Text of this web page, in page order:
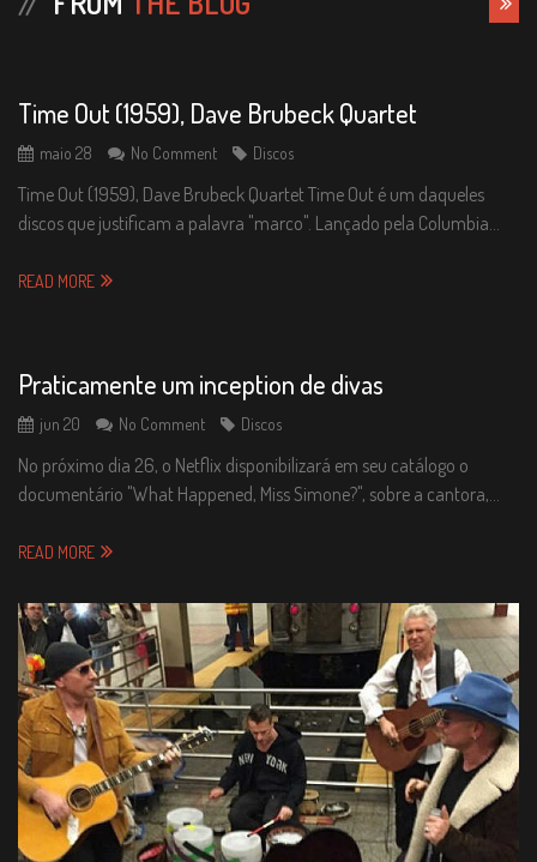
Time Out (1959), Dave Brubeck Quartet
maio 28 No Comment Discos
Time Out (1959), Dave Brubeck Quartet Time Out é um daqueles
discos que justificam a palavra "marco". Lançado pela Columbia…
READ MORE
Praticamente um inception de divas
jun 20 No Comment Discos
No próximo dia 26, o Netflix disponibilizará em seu catálogo o
documentário "What Happened, Miss Simone?", sobre a cantora,…
READ MORE